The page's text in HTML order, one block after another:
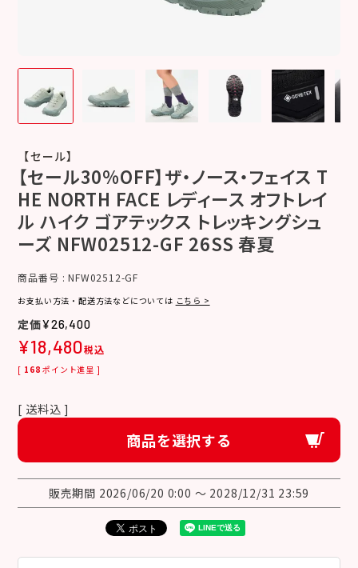
【セール】
【セール30%OFF】ザ・ノース・フェイス T
HE NORTH FACE レディース オフトレイ
ル ハイク ゴアテックス トレッキングシュ
ーズ NFW02512-GF 26SS 春夏
商品番号 NFW02512-GF
お支払い方法・配送方法などについては こちら >
¥26,400
¥18,480税込
[ 168 ポイント進呈 ]
送料込
商品を選択する
販売期間 2026/06/20 0:00 〜 2028/12/31 23:59